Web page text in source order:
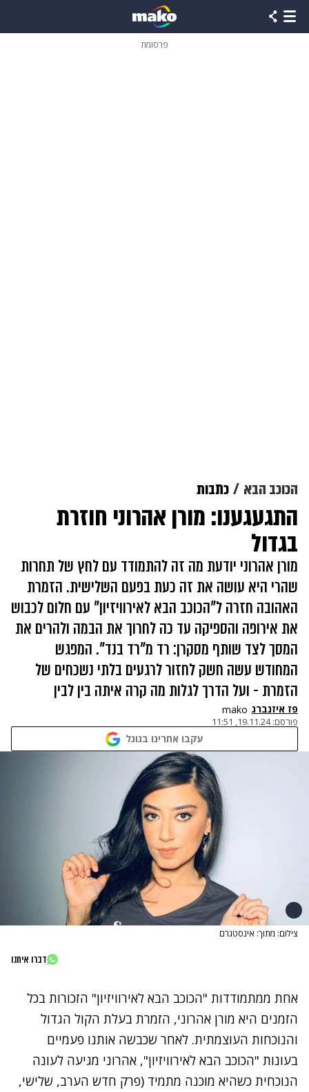
פרסומת
הכוכב הבא כתבות
התגעגענו: מורן אהרוני חוזרת
בגדול
מורן אהרוני יודעת מה זה להתמודד עם לחץ של תחרות
שהרי היא עושה את זה כעת בפעם השלישית. הזמרת
האהובה חזרה ל"הכוכב הבא לאירוויזיון" עם חלום לכבוש
את אירופה והספיקה עד כה לחרוך את הבמה ולהרים את
המסך לצד שותף מסקרן: רד מ"רד בנד". המפגש
המחודש עשה חשק לחזור לרגעים בלתי נשכחים של
הזמרת - ועל הדרך לגלות מה קרה איתה בין לבין
פז איזנברג mako
פורסם:19.11.24, 11:51
עקבו אחרינו בגוגל
צילום: מתוך: אינסטגרם
דברו איתנו
אחת ממתמודדות "הכוכב הבא לאירוויזיון" הזכורות בכל
הזמנים היא מורן אהרוני, הזמרת בעלת הקול הגדול
והנוכחות העוצמתית. לאחר שכבשה אותנו פעמיים
בעונות "הכוכב הבא לאירוויזיון", אהרוני מגיעה לעונה
הנוכחית כשהיא מוכנה מתמיד (פרק חדש הערב, שלישי,